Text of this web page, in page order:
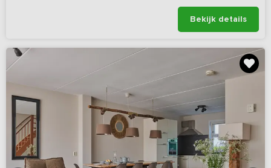
Bekijk details